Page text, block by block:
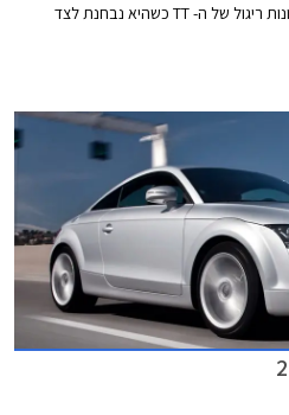
השלישי. כעת נחשפות לראשונה תמונות ריגול של ה- TT כשהיא נבחנת לצד